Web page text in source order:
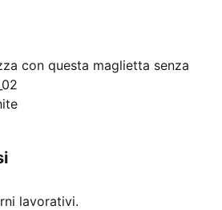
con questa maglietta senza
da un logo N. 1 ricamato in
chi abbraccia ogni momento,
uno stile disinvolto con l'iconico
materiale riciclato
lavorativi.